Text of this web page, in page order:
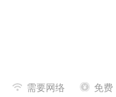
需要网络 免费